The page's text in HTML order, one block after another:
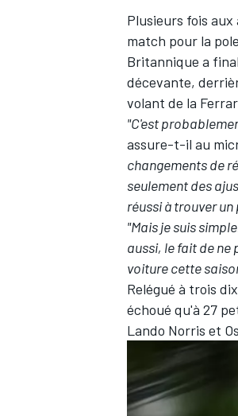
WEC
Plusieurs fois
match pour la
Britannique a
décevante,
volant de la
"C'est
assure-t-il au
changements de
seulement des
réussi à trouver
"Mais je suis
aussi, le fait de ne
voiture cette
Relégué à trois
échoué qu'à 27
Lando Norris et